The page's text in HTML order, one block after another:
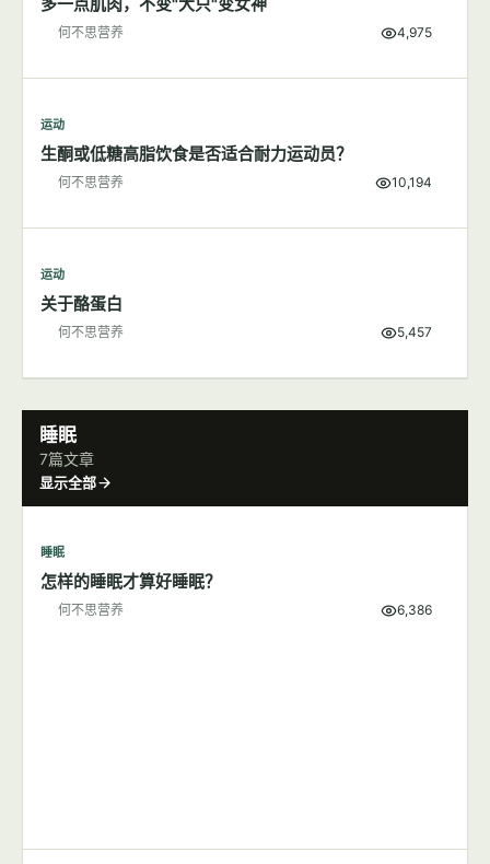
何不思营养 4,975
运动
生酮或低糖高脂饮食是否适合耐力运动员？
何不思营养 10,194
运动
关于酪蛋白
何不思营养 5,457
睡眠
7篇文章
显示全部
睡眠
怎样的睡眠才算好睡眠？
何不思营养 6,386